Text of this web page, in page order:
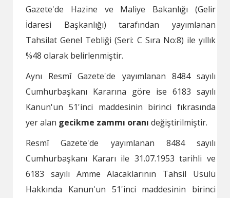
Gazete'de Hazine ve Maliye Bakanlığı (Gelir
İdaresi Başkanlığı) tarafından yayımlanan
Tahsilat Genel Tebliği (Seri: C Sıra No:8) ile yıllık
%48 olarak belirlenmiştir.
Aynı Resmî Gazete'de yayımlanan 8484 sayılı
Cumhurbaşkanı Kararına göre ise 6183 sayılı
Kanun'un 51'inci maddesinin birinci fıkrasında
yer alan gecikme zammı oranı değiştirilmiştir.
Resmî Gazete'de yayımlanan 8484 sayılı
Cumhurbaşkanı Kararı ile 31.07.1953 tarihli ve
6183 sayılı Amme Alacaklarının Tahsil Usulü
Hakkında Kanun'un 51'inci maddesinin birinci